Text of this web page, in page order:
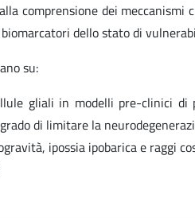
comprensione dei meccanismi
dello stato di
su:
gliali in modelli pre-clinici di
di limitare la
ipossia ipobarica e raggi